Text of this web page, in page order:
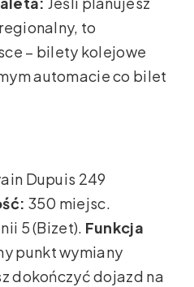
to
– bilety kolejowe
automacie co bilet
Dupuis 249
350 miejsc.
5 (Bizet). Funkcja
punkt wymiany
dokończyć dojazd na